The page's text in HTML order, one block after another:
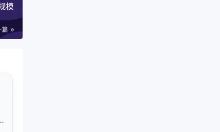
模
篇